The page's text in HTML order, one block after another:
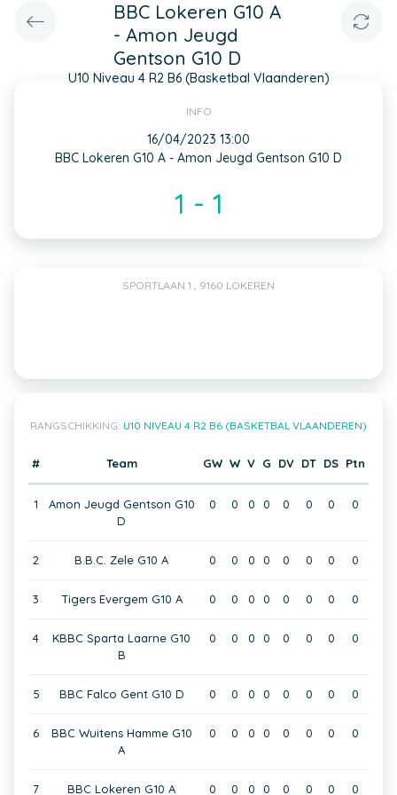
BBC Lokeren G10 A
- Amon Jeugd
Gentson G10 D
U10 Niveau 4 R2 B6 (Basketbal Vlaanderen)
INFO
16/04/2023 13:00
BBC Lokeren G10 A - Amon Jeugd Gentson G10 D
1 - 1
SPORTLAAN 1 , 9160 LOKEREN
RANGSCHIKKING: U10 NIVEAU 4 R2 B6 (BASKETBAL VLAANDEREN)
# Team GW W V G DV DT DS Ptn
1
Amon Jeugd Gentson G10
D
0 0 0 0 0 0 0 0
2 B.B.C. Zele G10 A 0 0 0 0 0 0 0 0
3 Tigers Evergem G10 A 0 0 0 0 0 0 0 0
4
KBBC Sparta Laarne G10
B
0 0 0 0 0 0 0 0
5 BBC Falco Gent G10 D 0 0 0 0 0 0 0 0
6
BBC Wuitens Hamme G10
A
0 0 0 0 0 0 0 0
7 BBC Lokeren G10 A 0 0 0 0 0 0 0 0